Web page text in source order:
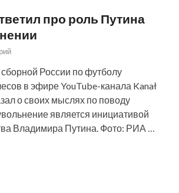
про роль Путина
России по футболу
в эфире YouTube-канала Kanał
о своих мыслях по поводу
является инициативой
Владимира Путина. Фото: РИА …